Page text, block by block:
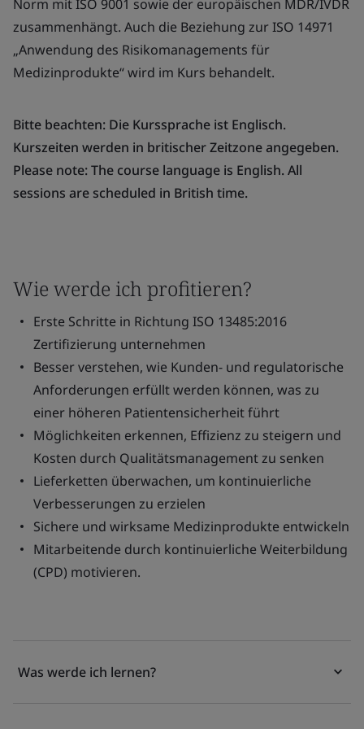
Norm mit ISO 9001 sowie der europäischen MDR/IVDR
zusammenhängt. Auch die Beziehung zur ISO 14971
„Anwendung des Risikomanagements für
Medizinprodukte“ wird im Kurs behandelt.
Bitte beachten: Die Kurssprache ist Englisch.
Kurszeiten werden in britischer Zeitzone angegeben.
Please note: The course language is English. All
sessions are scheduled in British time.
Wie werde ich profitieren?
Erste Schritte in Richtung ISO 13485:2016
Zertifizierung unternehmen
Besser verstehen, wie Kunden- und regulatorische
Anforderungen erfüllt werden können, was zu
einer höheren Patientensicherheit führt
Möglichkeiten erkennen, Effizienz zu steigern und
Kosten durch Qualitätsmanagement zu senken
Lieferketten überwachen, um kontinuierliche
Verbesserungen zu erzielen
Sichere und wirksame Medizinprodukte entwickeln
Mitarbeitende durch kontinuierliche Weiterbildung
(CPD) motivieren.
Was werde ich lernen?